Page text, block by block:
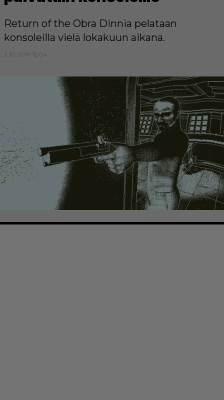
Return of the Obra Dinnia pelataan
konsoleilla vielä lokakuun aikana.
3.10.2019 15:04